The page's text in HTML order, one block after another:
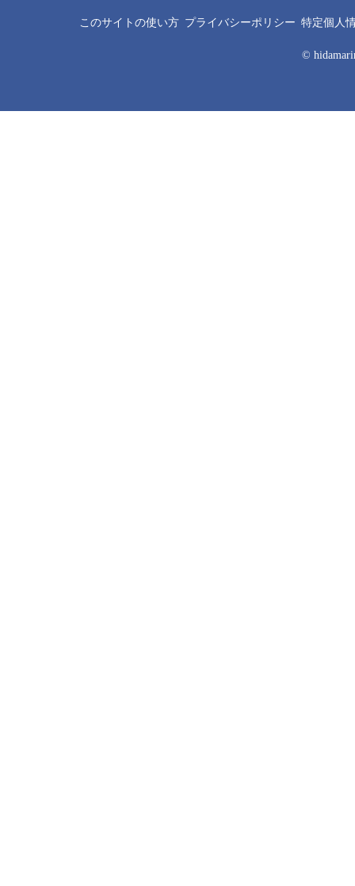
このサイトの使い方 プライバシーポリシー 特定個人
©